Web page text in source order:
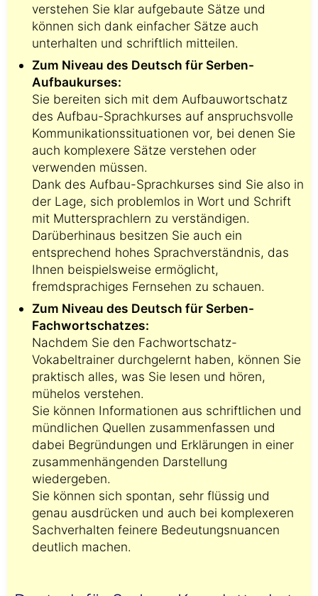
verstehen Sie klar aufgebaute Sätze und
können sich dank einfacher Sätze auch
unterhalten und schriftlich mitteilen.
Zum Niveau des Deutsch für Serben-
Aufbaukurses:
Sie bereiten sich mit dem Aufbauwortschatz
des Aufbau-Sprachkurses auf anspruchsvolle
Kommunikationssituationen vor, bei denen Sie
auch komplexere Sätze verstehen oder
verwenden müssen.
Dank des Aufbau-Sprachkurses sind Sie also in
der Lage, sich problemlos in Wort und Schrift
mit Muttersprachlern zu verständigen.
Darüberhinaus besitzen Sie auch ein
entsprechend hohes Sprachverständnis, das
Ihnen beispielsweise ermöglicht,
fremdsprachiges Fernsehen zu schauen.
Zum Niveau des Deutsch für Serben-
Fachwortschatzes:
Nachdem Sie den Fachwortschatz-
Vokabeltrainer durchgelernt haben, können Sie
praktisch alles, was Sie lesen und hören,
mühelos verstehen.
Sie können Informationen aus schriftlichen und
mündlichen Quellen zusammenfassen und
dabei Begründungen und Erklärungen in einer
zusammenhängenden Darstellung
wiedergeben.
Sie können sich spontan, sehr flüssig und
genau ausdrücken und auch bei komplexeren
Sachverhalten feinere Bedeutungsnuancen
deutlich machen.